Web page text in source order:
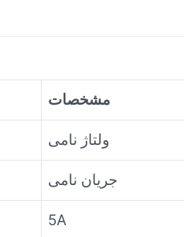
مشخصات
ولتاژ نامی
جریان نامی
5A